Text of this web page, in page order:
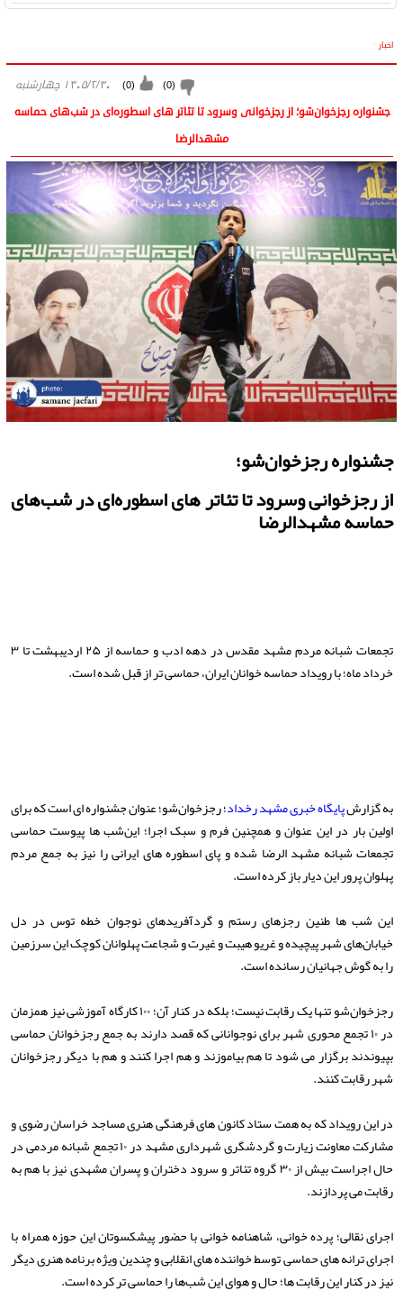
اخبار
۱۴۰۵/۲/۳۰ چهارشنبه (
0
) (
0
)
جشنواره رجزخوان‌شو؛ از رجزخوانی وسرود تا تئاتر های اسطوره‌ای در شب‌های حماسه
مشهدالرضا
جشنواره رجزخوان‌شو؛
از رجزخوانی وسرود تا تئاتر های اسطوره‌ای در شب‌های
حماسه مشهدالرضا
تجمعات شبانه مردم مشهد مقدس در دهه ادب و حماسه از ۲۵ ارديبهشت تا ۳
خرداد ماه؛ با رویداد حماسه خوانان ایران، حماسی تر از قبل شده است.
به گزارشپایگاه خبری مشهد رخداد؛ رجزخوان‌شو؛ عنوان جشنواره ای است که برای
اولین بار در این عنوان و همچنین فرم و سبک اجرا؛ این‌شب ها پیوست حماسی
تجمعات شبانه‌ مشهد الرضا شده و پای اسطوره های ایرانی را نیز به جمع مردم
پهلوان پرور این دیار باز کرده است.
این شب ها طنین رجزهای رستم‌ و گردآفریدهای نوجوان خطه توس در دل
خیابان‌های شهر پیچیده و غریو هیبت و غیرت و شجاعت پهلوانان کوچک این سرزمین
را به گوش جهانیان رسانده است.
رجزخوان‌شو تنها یک رقابت نیست؛ بلکه در کنار آن؛ ۱۰۰ کارگاه آموزشی نیز همزمان
در ۱۰ تجمع محوری شهر برای نوجوانانی که قصد دارند به جمع رجزخوانان حماسی
بپیوندند برگزار می شود تا هم بیاموزند و هم اجرا کنند و هم با دیگر رجزخوانان
شهر رقابت کنند.
در این رویداد که به همت ستاد کانون های فرهنگی هنری مساجد خراسان رضوی و
مشارکت معاونت زیارت و گردشگری شهرداری مشهد در ۱۰ تجمع شبانه مردمی در
حال اجراست بیش از ۳۰ گروه تئاتر و سرود دختران و پسران مشهدی نیز با هم به
رقابت می پردازند.
اجرای نقالی؛ پرده خوانی، شاهنامه خوانی با حضور پیشکسوتان این حوزه همراه با
اجرای ترانه های حماسی توسط خواننده های انقلابی و چندین ویژه برنامه هنری دیگر
نیز در کنار این رقابت ها؛ حال و هوای این شب‌ها را حماسی تر کرده است.